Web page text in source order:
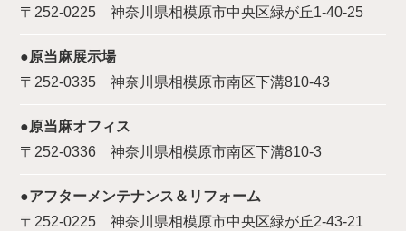
〒252-0225 神奈川県相模原市中央区緑が丘1-40-25
●原当麻展示場
〒252-0335 神奈川県相模原市南区下溝810-43
●原当麻オフィス
〒252-0336 神奈川県相模原市南区下溝810-3
●アフターメンテナンス＆リフォーム
〒252-0225 神奈川県相模原市中央区緑が丘2-43-21